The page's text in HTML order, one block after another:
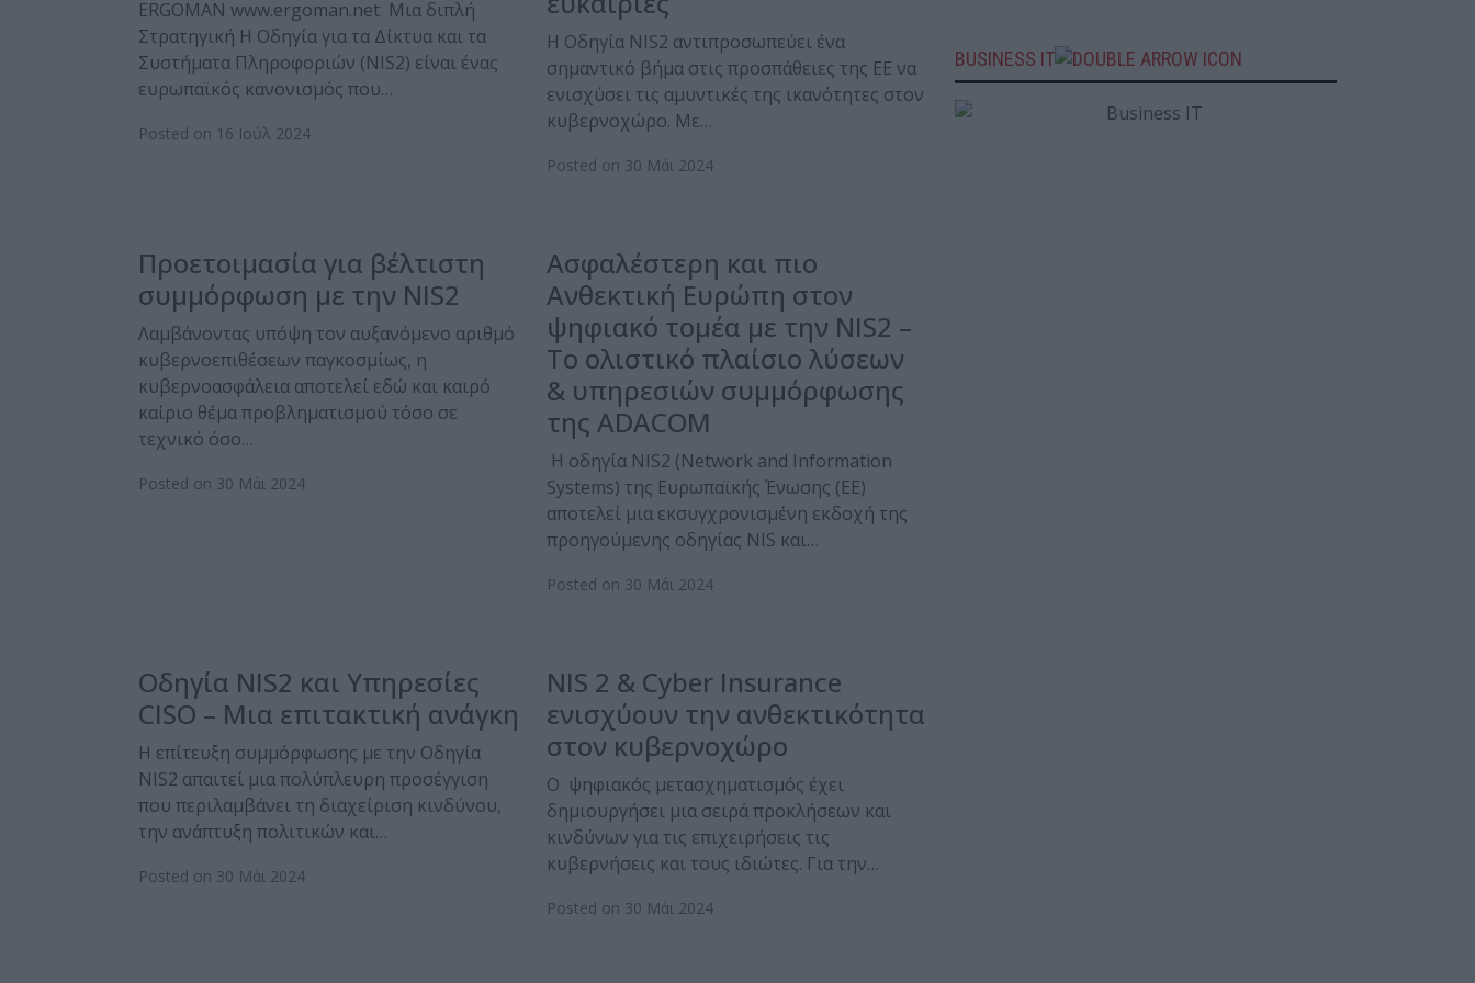
ERGOMAN www.ergoman.net Μια διπλή
Στρατηγική Η Οδηγία για τα Δίκτυα και τα
Συστήματα Πληροφοριών (NIS2) είναι ένας
ευρωπαϊκός κανονισμός που…
Posted on 16 Ιούλ 2024
Η Οδηγία NIS2 αντιπροσωπεύει ένα
σημαντικό βήμα στις προσπάθειες της ΕΕ να
ενισχύσει τις αμυντικές της ικανότητες στον
κυβερνοχώρο. Με…
Posted on 30 Μάι 2024
Προετοιμασία για βέλτιστη
συμμόρφωση με την NIS2
Λαμβάνοντας υπόψη τον αυξανόμενο αριθμό
κυβερνοεπιθέσεων παγκοσμίως, η
κυβερνοασφάλεια αποτελεί εδώ και καιρό
καίριο θέμα προβληματισμού τόσο σε
τεχνικό όσο…
Posted on 30 Μάι 2024
Ασφαλέστερη και πιο
Ανθεκτική Ευρώπη στον
ψηφιακό τομέα με την NIS2 –
To ολιστικό πλαίσιο λύσεων
& υπηρεσιών συμμόρφωσης
της ADACOM
Η οδηγία NIS2 (Network and Information
Systems) της Ευρωπαϊκής Ένωσης (ΕΕ)
αποτελεί μια εκσυγχρονισμένη εκδοχή της
προηγούμενης οδηγίας NIS και…
Posted on 30 Μάι 2024
Οδηγία NIS2 και Υπηρεσίες
CISO – Μια επιτακτική ανάγκη
Η επίτευξη συμμόρφωσης με την Οδηγία
NIS2 απαιτεί μια πολύπλευρη προσέγγιση
που περιλαμβάνει τη διαχείριση κινδύνου,
την ανάπτυξη πολιτικών και…
Posted on 30 Μάι 2024
NIS 2 & Cyber Insurance
ενισχύουν την ανθεκτικότητα
στον κυβερνοχώρο
Ο ψηφιακός μετασχηματισμός έχει
δημιουργήσει μια σειρά προκλήσεων και
κινδύνων για τις επιχειρήσεις τις
κυβερνήσεις και τους ιδιώτες. Για την…
Posted on 30 Μάι 2024
BUSINESS IT